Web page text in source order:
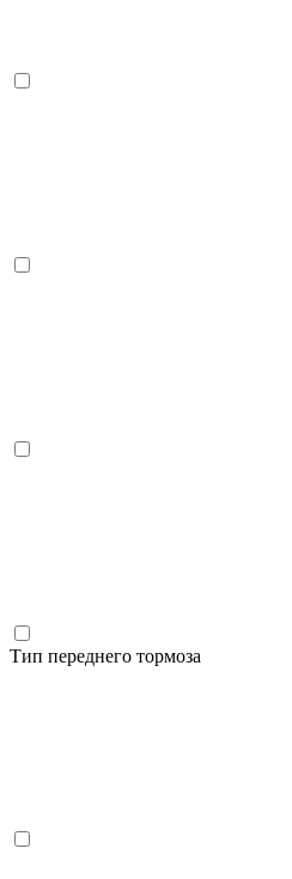
Тип переднего тормоза